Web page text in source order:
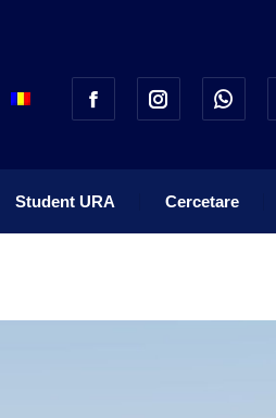
Student URA Cercetare